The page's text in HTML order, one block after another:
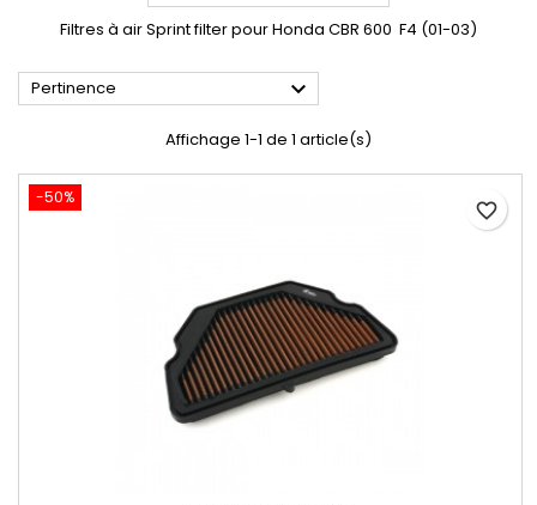
Filtres à air Sprint filter pour Honda CBR 600 F4 (01-03)
Pertinence 
Affichage 1-1 de 1 article(s)
-50%
favorite_border